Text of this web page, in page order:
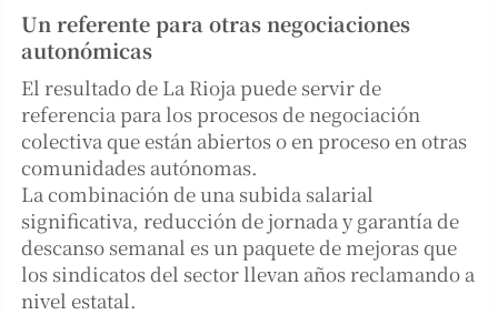
Un referente para otras negociaciones
autonómicas
El resultado de La Rioja puede servir de
referencia para los procesos de negociación
colectiva que están abiertos o en proceso en otras
comunidades autónomas.
La combinación de una subida salarial
significativa, reducción de jornada y garantía de
descanso semanal es un paquete de mejoras que
los sindicatos del sector llevan años reclamando a
nivel estatal.